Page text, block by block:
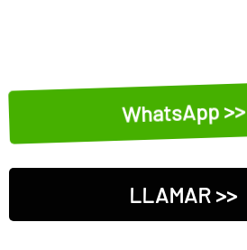
WhatsApp >>
LLAMAR >>